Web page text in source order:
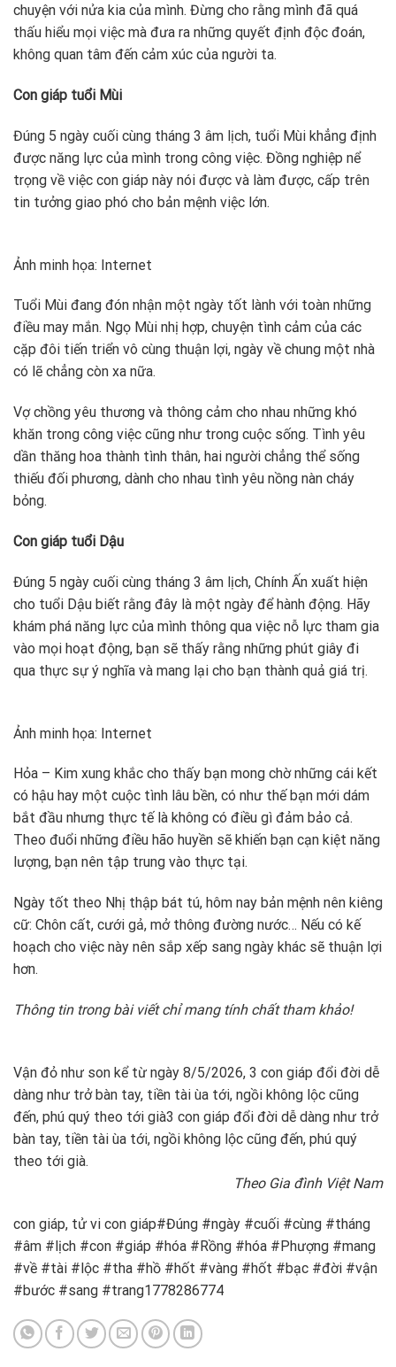
chuyện với nửa kia của mình. Đừng cho rằng mình đã quá
thấu hiểu mọi việc mà đưa ra những quyết định độc đoán,
không quan tâm đến cảm xúc của người ta.
Con giáp tuổi Mùi
Đúng 5 ngày cuối cùng tháng 3 âm lịch, tuổi Mùi khẳng định
được năng lực của mình trong công việc. Đồng nghiệp nể
trọng về việc con giáp này nói được và làm được, cấp trên
tin tưởng giao phó cho bản mệnh việc lớn.
Ảnh minh họa: Internet
Tuổi Mùi đang đón nhận một ngày tốt lành với toàn những
điều may mắn. Ngọ Mùi nhị hợp, chuyện tình cảm của các
cặp đôi tiến triển vô cùng thuận lợi, ngày về chung một nhà
có lẽ chẳng còn xa nữa.
Vợ chồng yêu thương và thông cảm cho nhau những khó
khăn trong công việc cũng như trong cuộc sống. Tình yêu
dần thăng hoa thành tình thân, hai người chẳng thể sống
thiếu đối phương, dành cho nhau tình yêu nồng nàn cháy
bỏng.
Con giáp tuổi Dậu
Đúng 5 ngày cuối cùng tháng 3 âm lịch, Chính Ấn xuất hiện
cho tuổi Dậu biết rằng đây là một ngày để hành động. Hãy
khám phá năng lực của mình thông qua việc nỗ lực tham gia
vào mọi hoạt động, bạn sẽ thấy rằng những phút giây đi
qua thực sự ý nghĩa và mang lại cho bạn thành quả giá trị.
Ảnh minh họa: Internet
Hỏa – Kim xung khắc cho thấy bạn mong chờ những cái kết
có hậu hay một cuộc tình lâu bền, có như thế bạn mới dám
bắt đầu nhưng thực tế là không có điều gì đảm bảo cả.
Theo đuổi những điều hão huyền sẽ khiến bạn cạn kiệt năng
lượng, bạn nên tập trung vào thực tại.
Ngày tốt theo Nhị thập bát tú, hôm nay bản mệnh nên kiêng
cữ: Chôn cất, cưới gả, mở thông đường nước… Nếu có kế
hoạch cho việc này nên sắp xếp sang ngày khác sẽ thuận lợi
hơn.
Thông tin trong bài viết chỉ mang tính chất tham khảo!
Vận đỏ như son kể từ ngày 8/5/2026, 3 con giáp đổi đời dễ
dàng như trở bàn tay, tiền tài ùa tới, ngồi không lộc cũng
đến, phú quý theo tới già3 con giáp đổi đời dễ dàng như trở
bàn tay, tiền tài ùa tới, ngồi không lộc cũng đến, phú quý
theo tới già.
Theo Gia đình Việt Nam
con giáp, tử vi con giáp#Đúng #ngày #cuối #cùng #tháng
#âm #lịch #con #giáp #hóa #Rồng #hóa #Phượng #mang
#về #tài #lộc #tha #hồ #hốt #vàng #hốt #bạc #đời #vận
#bước #sang #trang1778286774